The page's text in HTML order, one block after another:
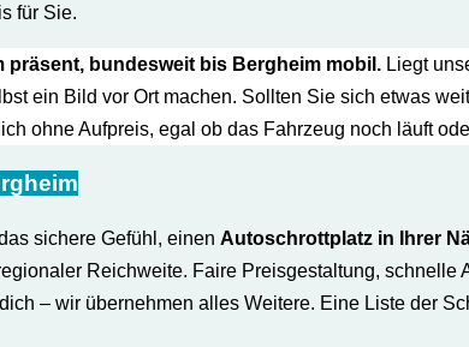
für Sie.
präsent, bundesweit bis Bergheim mobil. Liegt
ein Bild vor Ort machen. Sollten Sie sich etwas
ohne Aufpreis, egal ob das Fahrzeug noch läuft
sichere Gefühl, einen Autoschrottplatz in Ihrer
Reichweite. Faire Preisgestaltung, schnelle
– wir übernehmen alles Weitere. Eine Liste der